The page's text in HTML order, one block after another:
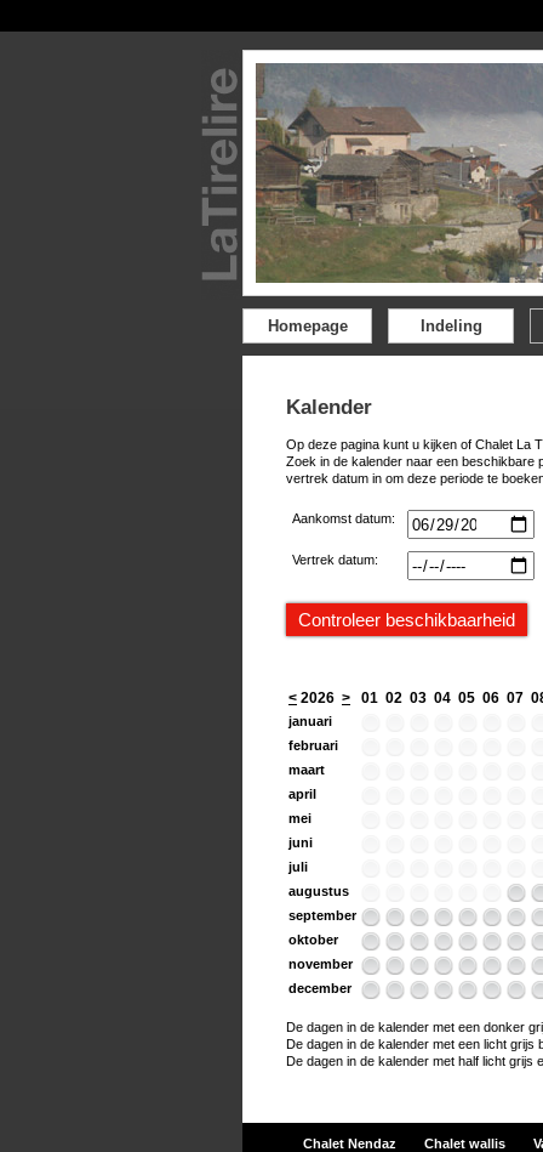
Homepage Indeling
Kalender
Op deze pagina kunt u kijken of Chalet La
Zoek in de kalender naar een beschikbare
vertrek datum in om deze periode te
Aankomst datum:
Vertrek datum:
< 2026 > 01 02 03 04 05 06 07
januari
februari
maart
april
mei
juni
juli
augustus
september
oktober
november
december
De dagen in de kalender met een donker
De dagen in de kalender met een licht grijs
De dagen in de kalender met half licht
Chalet Nendaz Chalet wallis